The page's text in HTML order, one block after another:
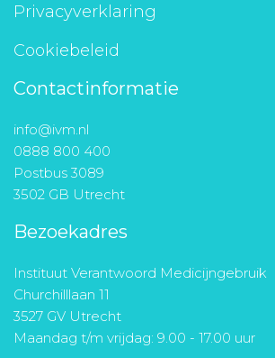
Privacyverklaring
Cookiebeleid
Contactinformatie
info@ivm.nl
0888 800 400
Postbus 3089
3502 GB Utrecht
Bezoekadres
Instituut Verantwoord Medicijngebruik
Churchilllaan 11
3527 GV Utrecht
Maandag t/m vrijdag: 9.00 - 17.00 uur